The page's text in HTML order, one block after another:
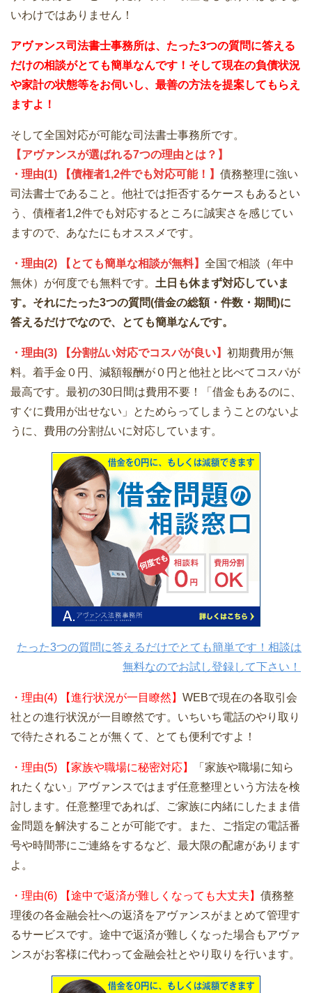
いわけではありません！
アヴァンス司法書士事務所は、 たった3つの質問に答える
だけの相談がとても簡単なんです！そして現在の負債状況
や家計の状態等をお伺いし、最善の方法を提案してもらえ
ますよ！
そして全国対応が可能な司法書士事務所です。
【アヴァンスが選ばれる7つの理由とは？】
・理由(1) 【債権者1,2件でも対応可能！】 債務整理に強い
司法書士であること。他社では拒否するケースもあるとい
う、債権者1,2件でも対応するところに誠実さを感じてい
ますので、あなたにもオススメです。
・理由(2) 【とても簡単な相談が無料】 全国で相談（年中
無休）が何度でも無料です。 土日も休まず対応していま
す。それにたった3つの質問(借金の総額・件数・期間)に
答えるだけでなので、とても簡単なんです。
・理由(3) 【分割払い対応でコスパが良い】 初期費用が無
料。着手金０円、減額報酬が０円と他社と比べてコスパが
最高です。最初の30日間は費用不要！「借金もあるのに、
すぐに費用が出せない」とためらってしまうことのないよ
うに、費用の分割払いに対応しています。
たった3つの質問に答えるだけでとても簡単です！相談は
無料なのでお試し登録して下さい！
・理由(4) 【進行状況が一目瞭然】 WEBで現在の各取引会
社との進行状況が一目瞭然です。いちいち電話のやり取り
で待たされることが無くて、とても便利ですよ！
・理由(5) 【家族や職場に秘密対応】
「家族や職場に知ら
れたくない」アヴァンスではまず任意整理という方法を検
討します。任意整理であれば、ご家族に内緒にしたまま借
金問題を解決することが可能です。また、ご指定の電話番
号や時間帯にご連絡をするなど、最大限の配慮があります
よ。
・理由(6) 【途中で返済が難しくなっても大丈夫】 債務整
理後の各金融会社への返済をアヴァンスがまとめて管理す
るサービスです。途中で返済が難しくなった場合もアヴァ
ンスがお客様に代わって金融会社とやり取りを行います。